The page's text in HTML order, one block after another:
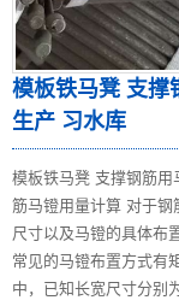
模板铁马凳 支撑
生产 习水库
模板铁马凳 支撑钢筋用
筋马镫用量计算 对于
尺寸以及马镫的具体布
常见的马镫布置方式有
中，已知长宽尺寸分别